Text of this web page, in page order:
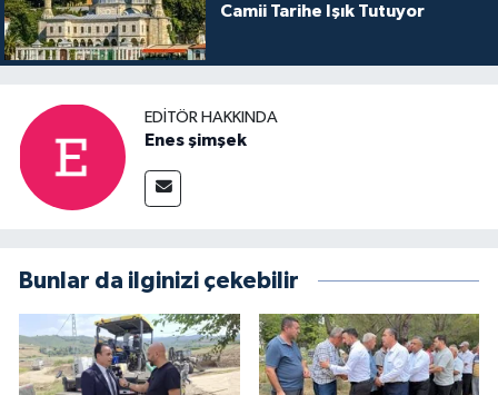
Camii Tarihe Işık Tutuyor
EDITÖR HAKKINDA
Enes şimşek
Bunlar da ilginizi çekebilir